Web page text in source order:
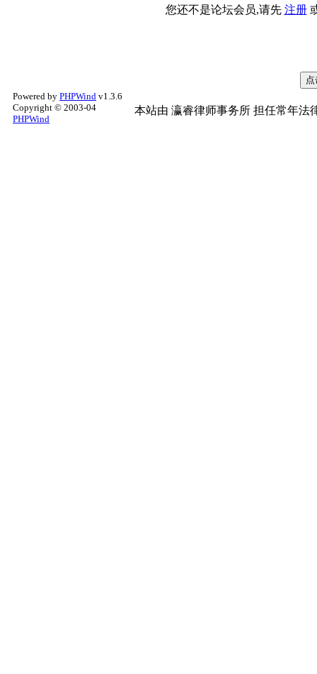
您还不是论坛会员,请先 注册
Powered by PHPWind v1.3.6
Copyright © 2003-04
PHPWind
本站由 瀛睿律师事务所 担任常年法